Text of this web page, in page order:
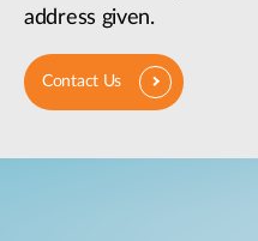
address given.
Contact Us